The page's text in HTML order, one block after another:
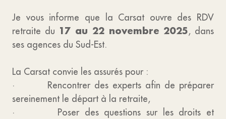
Je vous informe que la Carsat ouvre des RDV
retraite du 17 au 22 novembre 2025, dans
ses agences du Sud-Est.
La Carsat convie les assurés pour :
· Rencontrer des experts afin de préparer
sereinement le départ à la retraite,
· Poser des questions sur les droits et